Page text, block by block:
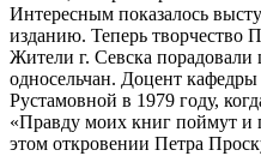
Интересным показалось
изданию. Теперь творчество
Жители г. Севска порадовали
односельчан. Доцент
Рустамовной в 1979 году,
«Правду моих книг поймут и
этом откровении Петра